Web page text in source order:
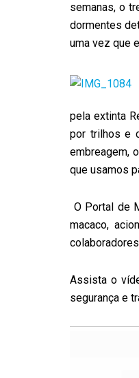
semanas, o
dormentes
uma vez que
pela extinta
por trilhos e
embreagem,
que usamos
O Portal de
macaco,
Assista o
segurança e